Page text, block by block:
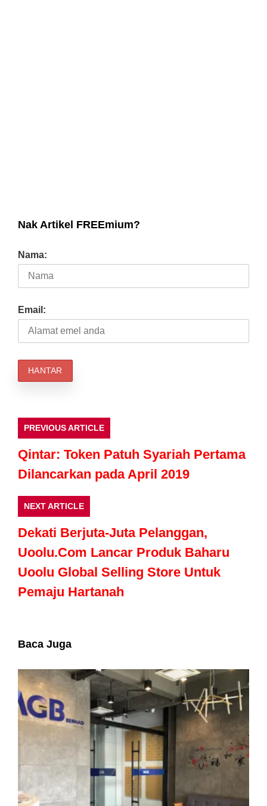
Nak Artikel FREEmium?
Nama:
Email:
PREVIOUS ARTICLE
Qintar: Token Patuh Syariah Pertama
Dilancarkan pada April 2019
NEXT ARTICLE
Dekati Berjuta-Juta Pelanggan,
Uoolu.Com Lancar Produk Baharu
Uoolu Global Selling Store Untuk
Pemaju Hartanah
Baca Juga